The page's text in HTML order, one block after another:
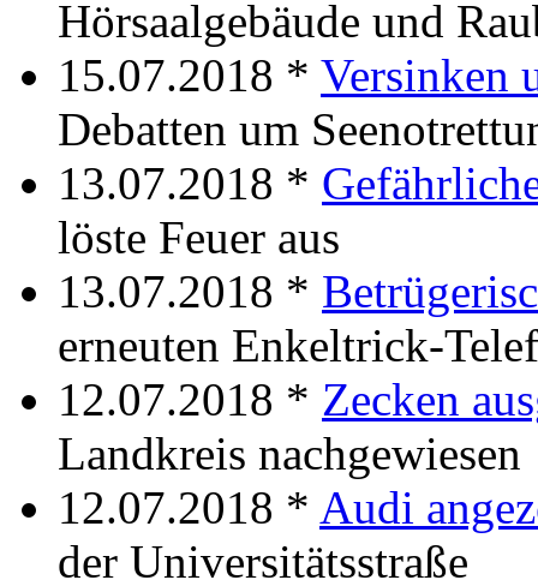
Hörsaalgebäude und
15.07.2018 * Versinken
Debatten um
13.07.2018 *
löste Feuer aus
13.07.2018 *
erneuten Enkeltrick-
12.07.2018 * Zecken
Landkreis nachgewiesen
12.07.2018 * Audi
der Universitätsstraße